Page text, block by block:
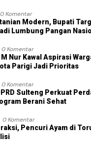
0 Komentar
Modern, Bupati
Lumbung Pangan
0 Komentar
M Nur Kawal Aspirasi
Parigi Jadi Prioritas
0 Komentar
Sulteng Perkuat
Berani Sehat
0 Komentar
Pencuri Ayam di